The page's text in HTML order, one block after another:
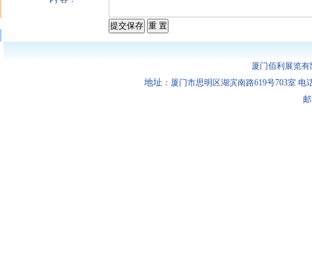
厦门佰利展览
地址 ：厦门市思明区湖滨南路619号703室 电